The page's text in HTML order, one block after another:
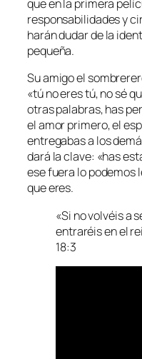
que en la primera
responsabilidades y
harán dudar de la
pequeña.
Su amigo el
«tú no eres tú, no sé
otras palabras, has
el amor primero, el
entregabas a los
dará la clave: «has
ese fuera lo podemos
que eres.
«Si no volvéis a
entraréis en el
18:3